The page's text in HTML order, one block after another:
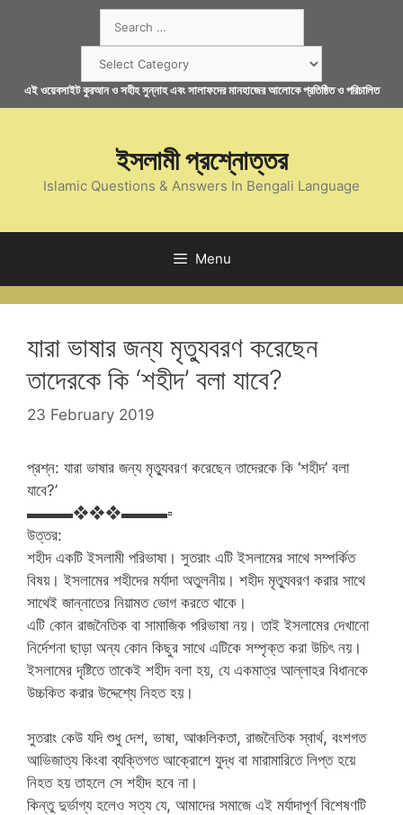
for:
এই ওয়েবসাইট কুরআন ও সহীহ সুন্নাহ এবং সালাফদের মানহাজের আলোকে প্রতিষ্ঠিত ও পরিচালিত
ইসলামী প্রশ্নোত্তর
Islamic Questions & Answers In Bengali Language
Menu
যারা ভাষার জন্য মৃত্যুবরণ করেছেন
তাদেরকে কি ‘শহীদ’ বলা যাবে?
23 February 2019
প্রশ্ন: যারা ভাষার জন্য মৃত্যুবরণ করেছেন তাদেরকে কি ‘শহীদ’ বলা
যাবে?’
▬▬▬❖❖❖▬▬▬▫
উত্তর:
শহীদ একটি ইসলামী পরিভাষা। সুতরাং এটি ইসলামের সাথে সম্পর্কিত
বিষয়। ইসলামের শহীদের মর্যাদা অতুলনীয়। শহীদ মৃত্যুবরণ করার সাথে
সাথেই জান্নাতের নিয়ামত ভোগ করতে থাকে।
এটি কোন রাজনৈতিক বা সামাজিক পরিভাষা নয়। তাই ইসলামের দেখানো
নির্দেশনা ছাড়া অন্য কোন কিছুর সাথে এটিকে সম্পৃক্ত করা উচিৎ নয়।
ইসলামের দৃষ্টিতে তাকেই শহীদ বলা হয়, যে একমাত্র আল্লাহর বিধানকে
উচ্চকিত করার উদ্দেশ্যে নিহত হয়।
সুতরাং কেউ যদি শুধু দেশ, ভাষা, আঞ্চলিকতা, রাজনৈতিক স্বার্থ, বংশগত
আভিজাত্য কিংবা ব্যক্তিগত আক্রোশে যুদ্ধ বা মারামারিতে লিপ্ত হয়ে
নিহত হয় তাহলে সে শহীদ হবে না।
কিন্তু দুর্ভাগ্য হলেও সত্য যে, আমাদের সমাজে এই মর্যাদাপূর্ণ বিশেষণটি